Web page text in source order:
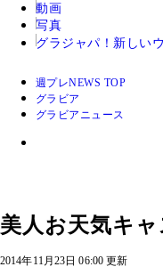
動画
写真
グラジャパ！ 新しい
週プレNEWS TOP
グラビア
グラビアニュース
美人お天気キ
2014年11月23日 06:00 更新